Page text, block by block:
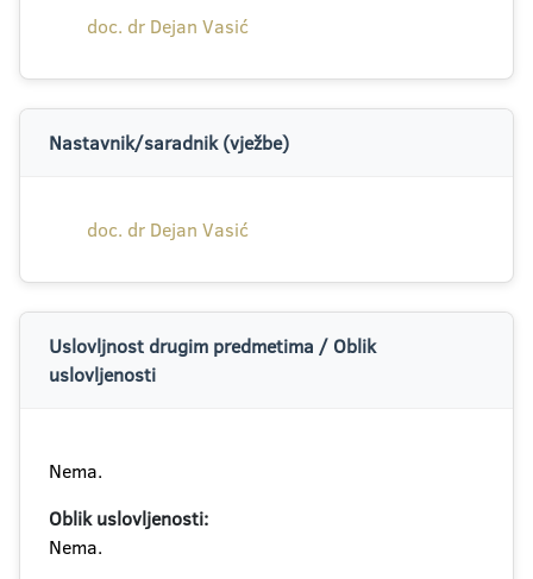
doc. dr Dejan Vasić
Nastavnik/saradnik (vježbe)
doc. dr Dejan Vasić
Uslovljnost drugim predmetima / Oblik
uslovljenosti
Nema.
Oblik uslovljenosti:
Nema.